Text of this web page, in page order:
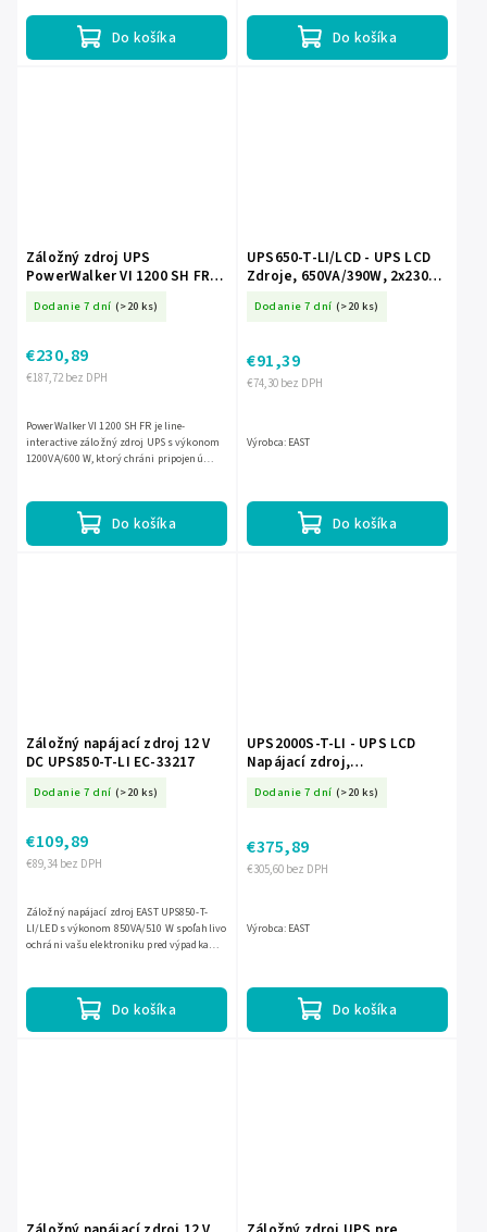
Do košíka Do košíka
Záložný zdroj UPS
PowerWalker VI 1200 SH FR
Dodanie 7 dní (>20 ks)
€187,72 bez DPH
€230,89
Do košíka
PowerWalker VI 1200 SH FR je line-
interactive záložný zdroj UPS s výkonom
1200VA/600 W, ktorý chráni pripojenú
UPS650-T-LI/LCD - UPS LCD
Zdroje, 650VA/390W, 2x230V,
Dodanie 7 dní (>20 ks)
€74,30 bez DPH
€91,39
Do košíka
Výrobca: EAST
Záložný napájací zdroj 12 V
DC UPS850-T-LI EC-33217
Dodanie 7 dní (>20 ks)
€89,34 bez DPH
€109,89
Do košíka
Záložný napájací zdroj EAST UPS850-T-
LI/LED s výkonom 850VA/510 W spoľahlivo
ochráni vašu elektroniku pred výpadkami
UPS2000S-T-LI - UPS LCD
Napájací zdroj,
Interactive - EAST
Dodanie 7 dní (>20 ks)
€305,60 bez DPH
€375,89
Do košíka
Výrobca: EAST